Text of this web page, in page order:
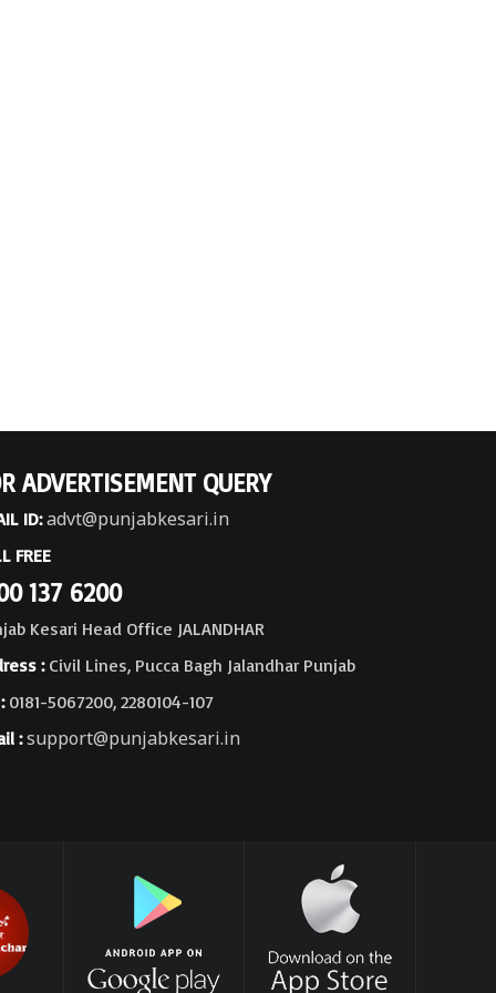
ADVERTISEMENT QUERY
ID: advt@punjabkesari.in
FREE
137 6200
Kesari Head Office JALANDHAR
:Civil Lines, Pucca Bagh Jalandhar Punjab
0181-5067200, 2280104-107
: support@punjabkesari.in